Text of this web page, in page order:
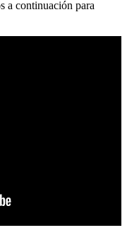
a continuación para